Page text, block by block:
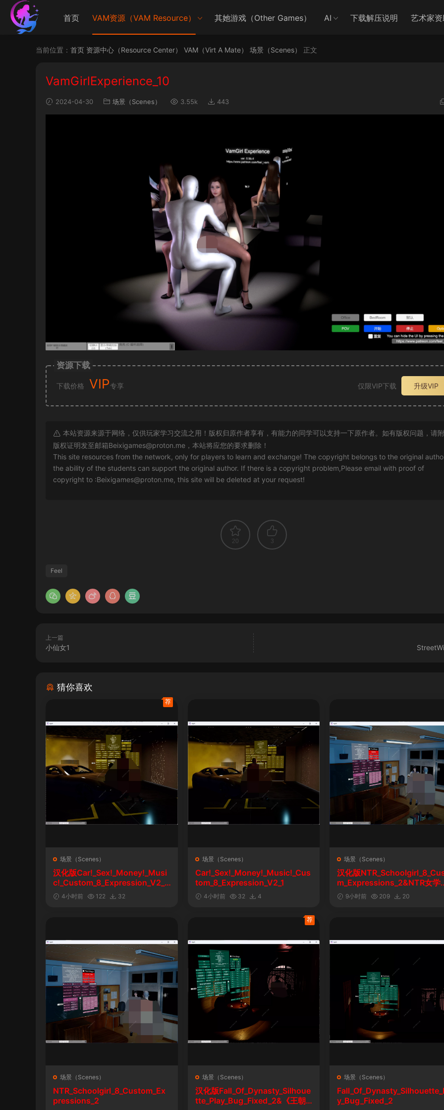
首页 VAM资源（VAM Resource） 其她游戏（Other Games） AI 下载解压说明 艺术家
当前位置： 首页 资源中心（Resource Center） VAM（Virt A Mate） 场景（Scenes） 正文
VamGirlExperience_10
2024-04-30 场景（Scenes） 3.55k 443
资源下载
下载价格 VIP专享 仅限VIP下载 升级VIP
本站资源来源于网络，仅供玩家学习交流之用！版权归原作者享有，有能力的同学可以支持一下原作者。如有版权问题，请
版权证明发至邮箱Beixigames@proton.me ，本站将应您的要求删除！
This site resources from the network, only for players to learn and exchange! The copyright belongs to the original
the ability of the students can support the original author. If there is a copyright problem,Please email with proof of
copyright to :Beixigames@proton.me, this site will be deleted at your request!
20 3
Feel
上一篇
小仙女1
猜你喜欢
场景（Scenes）
汉化版Car!_Sex!_Money!_Musi
c!_Custom_8_Expression_V2_1
&车！性！钱！音乐！自定义表情
4小时前 122 32
荐
场景（Scenes）
Car!_Sex!_Money!_Music!_Cus
tom_8_Expression_V2_1
4小时前 32 4
场景（Scenes）
汉化版
m_Expressions_2&NTR女学
自定义表情
9小时前 209 20
场景（Scenes）
NTR_Schoolgirl_8_Custom_Ex
pressions_2
场景（Scenes）
汉化版Fall_Of_Dynasty_Silhoue
tte_Play_Bug_Fixed_2&《王朝
荐
场景（Scenes）
y_Bug_Fixed_2